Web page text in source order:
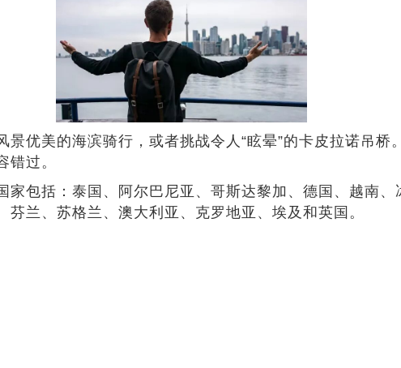
优美的海滨骑行，或者挑战令人“眩晕”的卡皮拉诺吊
过。
包括：泰国、阿尔巴尼亚、哥斯达黎加、德国、越南
兰、苏格兰、澳大利亚、克罗地亚、埃及和英国。